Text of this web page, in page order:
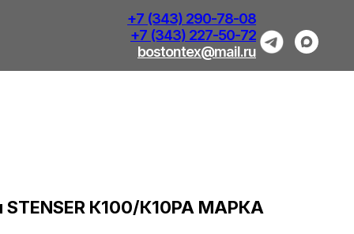
+7 (343) 290-78-08
+7 (343) 227-50-72
bostontex@mail.ru
STENSER К100/К10РА МАРКА